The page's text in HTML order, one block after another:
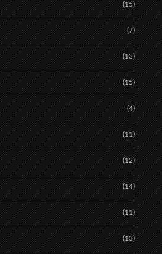
(15)
(7)
(13)
(15)
(4)
(11)
(12)
(14)
(11)
(13)